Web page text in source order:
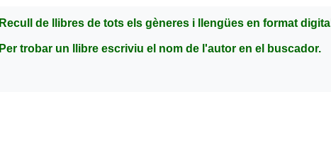
Recull de llibres de tots els gèneres i llengües en format digital
Per trobar un llibre escriviu el nom de l'autor en el buscador.